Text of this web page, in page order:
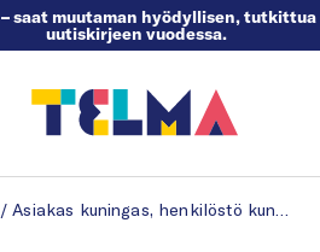
– saat muutaman hyödyllisen,
uutiskirjeen vuodessa.
/